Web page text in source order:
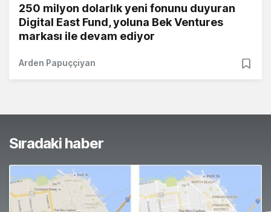
250 milyon dolarlık yeni fonunu duyuran
Digital East Fund, yoluna Bek Ventures
markası ile devam ediyor
Arden Papuççiyan
Sıradaki haber